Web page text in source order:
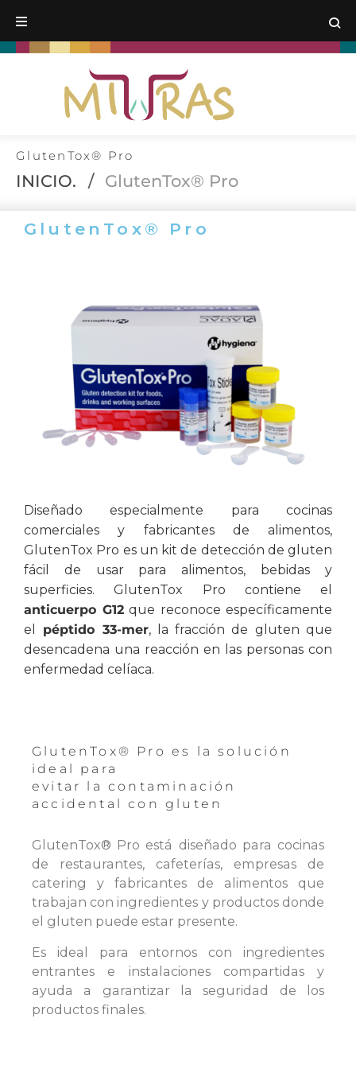
GlutenTox® Pro
INICIO. / GlutenTox® Pro
GlutenTox® Pro
Diseñado especialmente para cocinas
comerciales y fabricantes de alimentos,
GlutenTox Pro es un kit de detección de gluten
fácil de usar para alimentos, bebidas y
superficies.GlutenTox Pro contiene el
anticuerpo G12 que reconoce específicamente
el
péptido 33-mer, la fracción de gluten que
desencadena una reacción en las personas con
enfermedad celíaca.
GlutenTox® Pro es la solución
ideal para
evitar la contaminación
accidental con gluten
GlutenTox® Pro está diseñado para cocinas
de restaurantes, cafeterías, empresas de
catering y fabricantes de alimentos que
trabajan con ingredientes y productos donde
el gluten puede estar presente.
Es ideal para entornos con ingredientes
entrantes e instalaciones compartidas y
ayuda a garantizar la seguridad de los
productos finales.